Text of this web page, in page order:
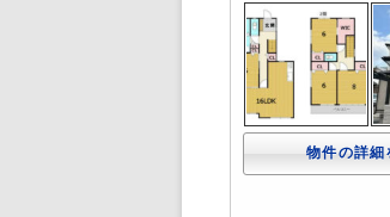
物件の詳細